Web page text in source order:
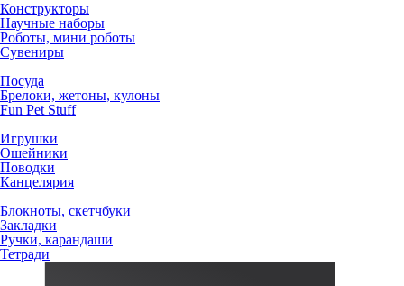
Конструкторы
Научные наборы
Роботы, мини роботы
Сувениры
Посуда
Брелоки, жетоны, кулоны
Fun Pet Stuff
Игрушки
Ошейники
Поводки
Канцелярия
Блокноты, скетчбуки
Закладки
Ручки, карандаши
Тетради